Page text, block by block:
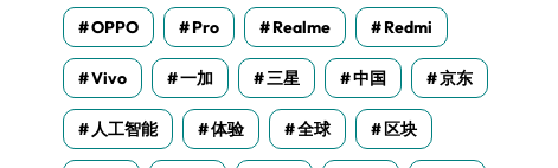
OPPO Pro Realme Redmi
Vivo 一加 三星 中国 京东
人工智能 体验 全球 区块